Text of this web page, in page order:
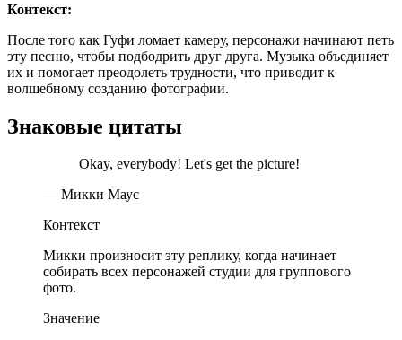
Контекст:
После того как Гуфи ломает камеру, персонажи начинают петь
эту песню, чтобы подбодрить друг друга. Музыка объединяет
их и помогает преодолеть трудности, что приводит к
волшебному созданию фотографии.
Знаковые цитаты
Okay, everybody! Let's get the picture!
— Микки Маус
Контекст
Микки произносит эту реплику, когда начинает
собирать всех персонажей студии для группового
фото.
Значение